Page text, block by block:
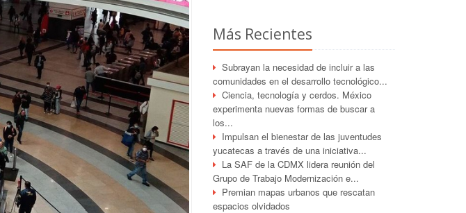
Más Recientes
Subrayan la necesidad de incluir a las
comunidades en el desarrollo tecnológico...
Ciencia, tecnología y cerdos. México
experimenta nuevas formas de buscar a
los...
Impulsan el bienestar de las juventudes
yucatecas a través de una iniciativa...
La SAF de la CDMX lidera reunión del
Grupo de Trabajo Modernización e...
Premian mapas urbanos que rescatan
espacios olvidados